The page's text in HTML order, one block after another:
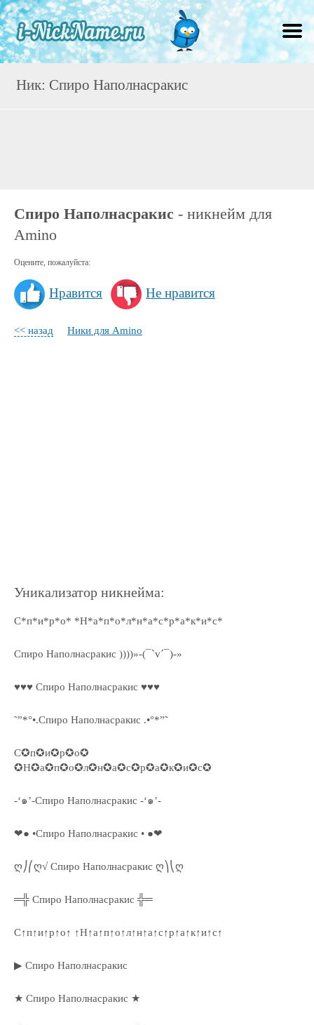
Ник: Спиро Наполнасракис
Спиро Наполнасракис - никнейм для
Amino
Оцените, пожалуйста:
Нравится Не нравится
<< назад Ники для Amino
Уникализатор никнейма:
С*п*и*р*о* *Н*а*п*о*л*н*а*с*р*а*к*и*с*
Спиро Наполнасракис ))))»-(¯`v´¯)-»
♥♥♥ Спиро Наполнасракис ♥♥♥
˜”*°•.Спиро Наполнасракис .•°*”˜
С✪п✪и✪р✪о✪
✪Н✪а✪п✪о✪л✪н✪а✪с✪р✪а✪к✪и✪с✪
-‘๑’-Спиро Наполнасракис -‘๑’-
❤● •Спиро Наполнасракис • ●❤
ღ⎠⎛ღ√ Спиро Наполнасракис ღ⎞⎝ღ
═╬ Спиро Наполнасракис ╬═
С↑п↑и↑р↑о↑ ↑Н↑а↑п↑о↑л↑н↑а↑с↑р↑а↑к↑и↑с↑
▶ Спиро Наполнасракис
★ Спиро Наполнасракис ★